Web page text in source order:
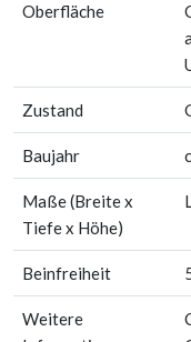
Oberfläche
Zustand
Baujahr
Maße (Breite x
Tiefe x Höhe)
Beinfreiheit
Weitere